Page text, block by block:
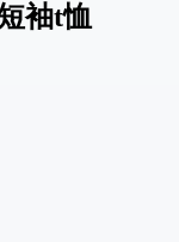
袖t恤